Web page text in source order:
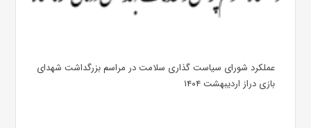
عملکرد شورای سیاست گذاری سلامت در مراسم بزرگداشت شهدای
بازی دراز اردیبهشت ۱۴۰۴